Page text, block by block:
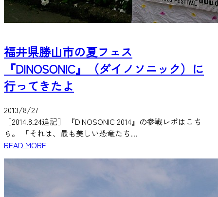
福井県勝山市の夏フェス
『DINOSONIC』（ダイノソニック）に
行ってきたよ
2013/8/27
［2014.8.24追記］ 『DINOSONIC 2014』の参戦レポはこち
ら。 「それは、最も美しい恐竜たち…
READ MORE